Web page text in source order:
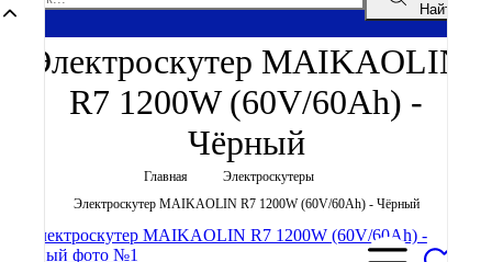
Найти
Электроскутер MAIKAOLIN
R7 1200W (60V/60Ah) -
Чёрный
Главная
Электроскутеры
Электроскутер MAIKAOLIN R7 1200W (60V/60Ah) - Чёрный